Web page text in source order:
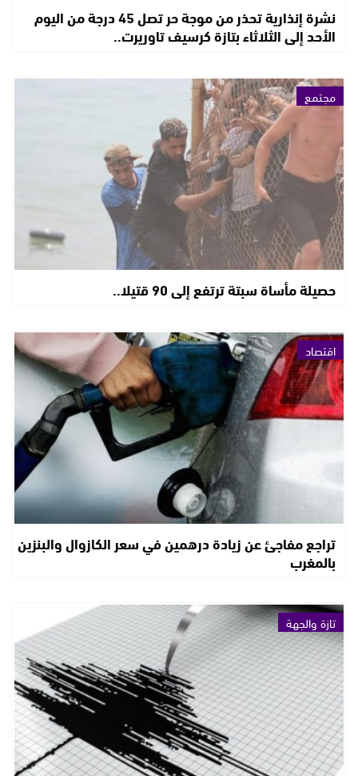
نشرة إنذارية تحذر من موجة حر تصل 45 درجة من اليوم
الأحد إلى الثلاثاء بتازة كرسيف تاوريرت..
مجتمع
حصيلة مأساة سبتة ترتفع إلى 90 قتيلا..
اقتصاد
تراجع مفاجئ عن زيادة درهمين في سعر الكازوال والبنزين
بالمغرب
تازة والجهة